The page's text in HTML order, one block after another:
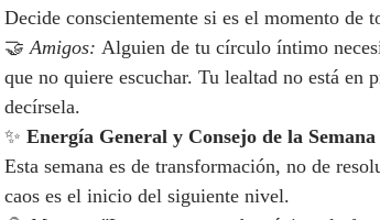
Decide conscientemente si es el momento de
🤝 Amigos: Alguien de tu círculo íntimo
que no quiere escuchar. Tu lealtad no está
decírsela.
✨ Energía General y Consejo de la Semana
Esta semana es de transformación, no de
caos es el inicio del siguiente nivel.